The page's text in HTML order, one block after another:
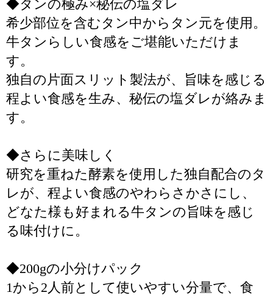
◆タンの極み×秘伝の塩ダレ
希少部位を含むタン中からタン元を使用。
牛タンらしい食感をご堪能いただけま
す。
独自の片面スリット製法が、旨味を感じる
程よい食感を生み、秘伝の塩ダレが絡みま
す。
◆さらに美味しく
研究を重ねた酵素を使用した独自配合のタ
レが、程よい食感のやわらさかさにし、
どなた様も好まれる牛タンの旨味を感じ
る味付けに。
◆200gの小分けパック
1から2人前として使いやすい分量で、食